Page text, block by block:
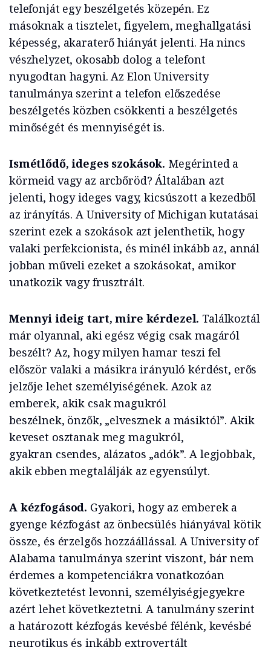
telefonját egy beszélgetés közepén. Ez
másoknak a tisztelet, figyelem, meghallgatási
képesség, akaraterő hiányát jelenti. Ha nincs
vészhelyzet, okosabb dolog a telefont
nyugodtan hagyni. Az Elon University
tanulmánya szerint a telefon előszedése
beszélgetés közben csökkenti a beszélgetés
minőségét és mennyiségét is.
Ismétlődő, ideges szokások. Megérinted a
körmeid vagy az arcbőröd? Általában azt
jelenti, hogy ideges vagy, kicsúszott a kezedből
az irányítás. A University of Michigan kutatásai
szerint ezek a szokások azt jelenthetik, hogy
valaki perfekcionista, és minél inkább az, annál
jobban műveli ezeket a szokásokat, amikor
unatkozik vagy frusztrált.
Mennyi ideig tart, mire kérdezel. Találkoztál
már olyannal, aki egész végig csak magáról
beszélt? Az, hogy milyen hamar teszi fel
először valaki a másikra irányuló kérdést, erős
jelzője lehet személyiségének. Azok az
emberek, akik csak magukról
beszélnek, önzők, „elvesznek a másiktól”. Akik
keveset osztanak meg magukról,
gyakran csendes, alázatos „adók”. A legjobbak,
akik ebben megtalálják az egyensúlyt.
A kézfogásod. Gyakori, hogy az emberek a
gyenge kézfogást az önbecsülés hiányával kötik
össze, és érzelgős hozzáállással. A University of
Alabama tanulmánya szerint viszont, bár nem
érdemes a kompetenciákra vonatkozóan
következtetést levonni, személyiségjegyekre
azért lehet következtetni. A tanulmány szerint
a határozott kézfogás kevésbé félénk, kevésbé
neurotikus és inkább extrovertált